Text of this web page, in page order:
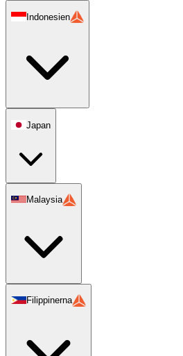
Indonesien
Japan
Malaysia
Filippinerna